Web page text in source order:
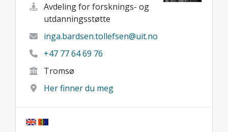
Avdeling for forsknings- og
utdanningsstøtte
inga.bardsen.tollefsen@uit.no
+47 77 64 69 76
Tromsø
Her finner du meg